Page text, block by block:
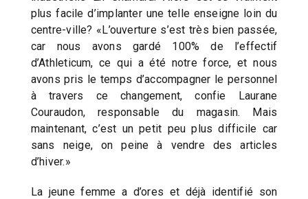
plus facile d’implanter une telle enseigne loin du
centre-ville? «L’ouverture s’est très bien passée,
car nous avons gardé 100% de l’effectif
d’Athleticum, ce qui a été notre force, et nous
avons pris le temps d’accompagner le personnel
à travers ce changement, confie Laurane
Couraudon, responsable du magasin. Mais
maintenant, c’est un petit peu plus difficile car
sans neige, on peine à vendre des articles
d’hiver.»
La jeune femme a d’ores et déjà identifié son